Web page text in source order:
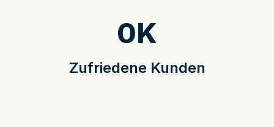
Zufriedene Kunden
0K